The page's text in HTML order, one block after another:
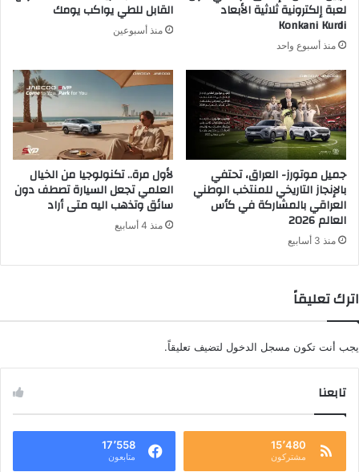
ن
ي
لعبة إلكترونية ثلاثية الأبعاد
Konkani Kurdi
منذ أسبوع واحد
القابل للطي يواكب يومك
منذ أسبوعين
جميل موتورز- العراق، تحتفي
بالإنجاز التاريخي للمنتخب الوطني
العراقي بالمشاركة في كأس
العالم 2026
منذ 3 أسابيع
لأول مرة.. تكنولوجيا من الخيال
العلمي تجعل السيارة تصطف دون
سائق وتذهب اليه متى أراد
منذ 4 أسابيع
اترك تعليقاً
يجب أنت تكون مسجل الدخول لتضيف تعليقاً.
تابعنا
15٬480
مشتركون
17٬558
متابعون